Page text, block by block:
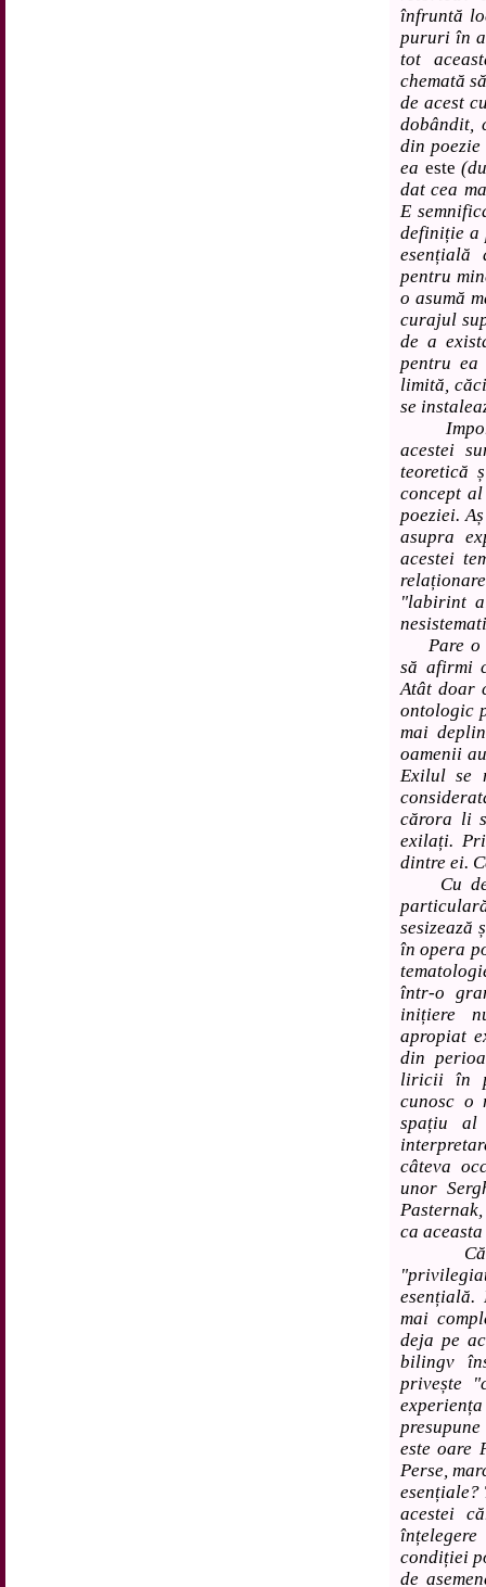
înfruntă
pururi în
tot
chemată
de acest
dobândit,
din
ea este
dat cea
E
definiție a
esențială
pentru
o asumă
curajul
de a
pentru ea
limită,
se
acestei
teoretică
concept
poeziei.
asupra
acestei
"labirint
Pare o
să afirmi
Atât doar
ontologic
mai
oamenii
Exilul se
cărora li
exilați.
dintre ei.
Cu
sesizează
în opera
într-o
inițiere
apropiat
din
liricii în
cunosc o
spațiu al
câteva
unor
ca
Căci
esențială.
mai
deja pe
bilingv
privește
este oare
Perse,
esențiale?
acestei
condiției
de